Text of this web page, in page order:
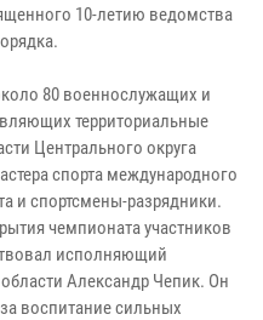
10-летию ведомства
80 военнослужащих и
территориальные
Центрального округа
спорта международного
и спортсмены-разрядники.
чемпионата участников
исполняющий
Александр Чепик. Он
воспитание сильных